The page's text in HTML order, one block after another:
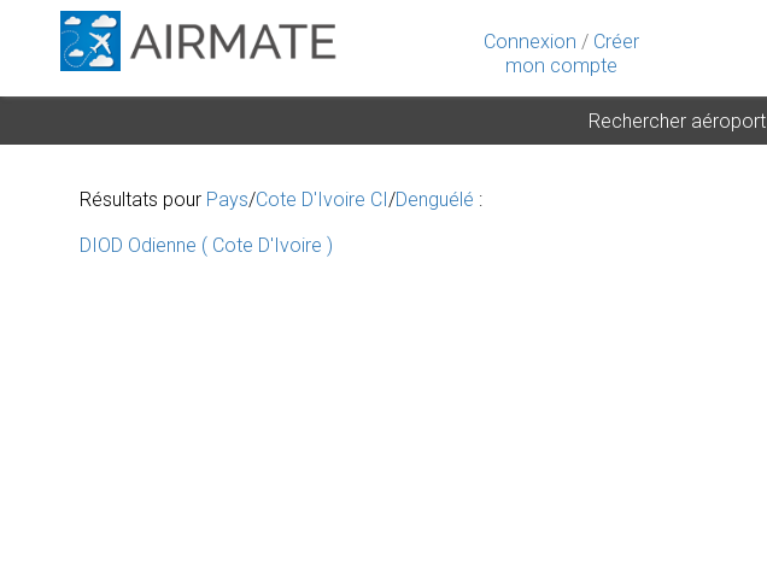
Connexion / Créer
mon compte
Rechercher aéroport
Résultats pour Pays/Cote D'Ivoire CI/Denguélé :
DIOD Odienne ( Cote D'Ivoire )